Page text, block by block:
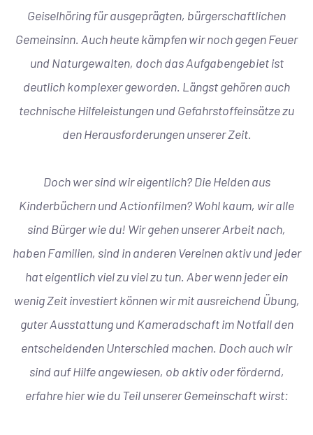
Geiselhöring für ausgeprägten, bürgerschaftlichen
Gemeinsinn. Auch heute kämpfen wir noch gegen Feuer
und Naturgewalten, doch das Aufgabengebiet ist
deutlich komplexer geworden. Längst gehören auch
technische Hilfeleistungen und Gefahrstoffeinsätze zu
den Herausforderungen unserer Zeit.
Doch wer sind wir eigentlich? Die Helden aus
Kinderbüchern und Actionfilmen? Wohl kaum, wir alle
sind Bürger wie du! Wir gehen unserer Arbeit nach,
haben Familien, sind in anderen Vereinen aktiv und jeder
hat eigentlich viel zu viel zu tun. Aber wenn jeder ein
wenig Zeit investiert können wir mit ausreichend Übung,
guter Ausstattung und Kameradschaft im Notfall den
entscheidenden Unterschied machen. Doch auch wir
sind auf Hilfe angewiesen, ob aktiv oder fördernd,
erfahre hier wie du Teil unserer Gemeinschaft wirst: